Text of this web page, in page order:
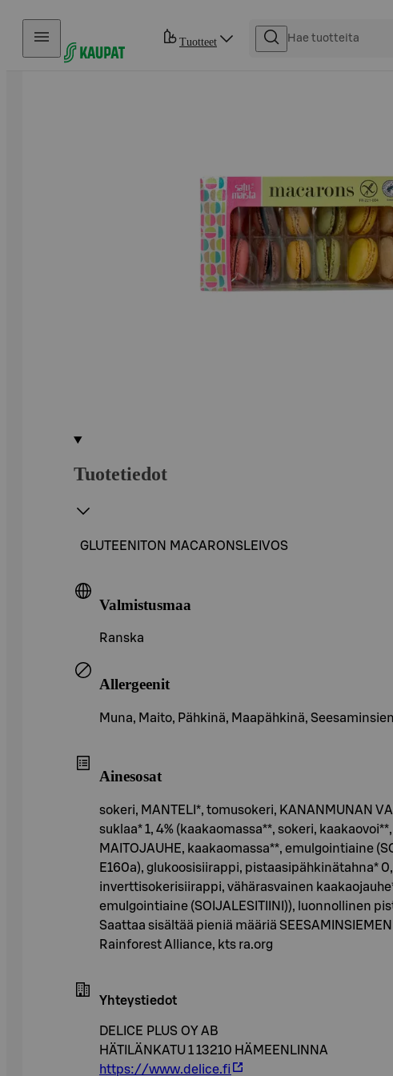
Hyppää sisältöön
Tuotteet
Tuotetiedot
GLUTEENITON MACARONSLEIVOS
Valmistusmaa
Ranska
Allergeenit
Muna, Maito, Pähkinä, Maapähkinä,
Ainesosat
sokeri, MANTELI*, tomusokeri, KANANMUNAN
suklaa* 1, 4% (kaakaomassa**, sokeri,
MAITOJAUHE, kaakaomassa**, emulgointiaine
E160a), glukoosisiirappi, pistaasipähkinätahna*
inverttisokerisiirappi, vähärasvainen
emulgointiaine (SOIJALESITIINI)), luonnollinen
Saattaa sisältää pieniä määriä
Rainforest Alliance, kts ra.org
Yhteystiedot
DELICE PLUS OY AB
HÄTILÄNKATU 1 13210 HÄMEENLINNA
https://www.delice.fi